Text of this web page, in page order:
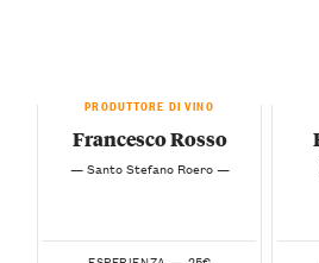
PRODUTTORE DI VINO
Francesco Rosso
— Santo Stefano Roero —